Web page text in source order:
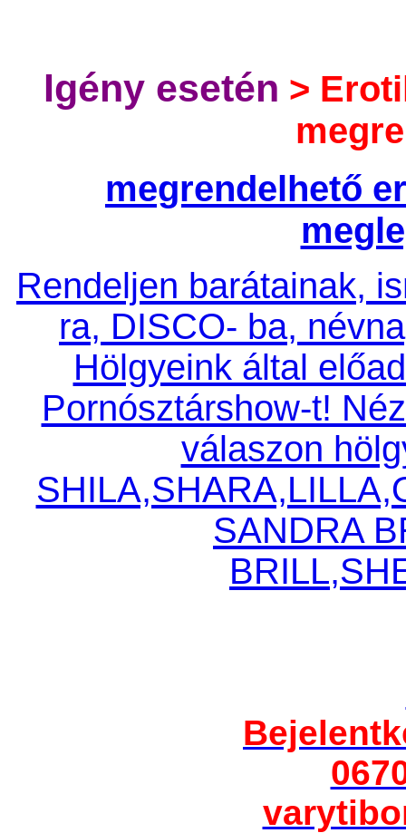
Igény esetén >
megrendelhető
Rendeljen barátainak,
ra, DISCO- ba,
Hölgyeink által
Pornósztárshow-t!
válaszon
SANDRA